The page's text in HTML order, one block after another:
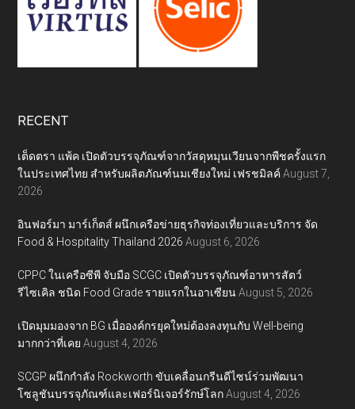
RECENT
เต็ดตรา แพ้ค เปิดตัวบรรจุภัณฑ์จากวัสดุหมุนเวียนจากพืชครั้งแรก
ในประเทศไทย สำหรับผลิตภัณฑ์นมเชียงใหม่ เฟรชมิลค์ August 7,
2026
อินฟอร์มา มาร์เก็ตส์ ผนึกเครือข่ายธุรกิจท่องเที่ยวและบริการ จัด
Food & Hospitality Thailand 2026 August 6, 2026
CPPC ในเครือซีพี จับมือ SCGC เปิดตัวบรรจุภัณฑ์อาหารสัตว์
รีไซเคิล ชนิด Food Grade รายแรกในอาเซียน August 5, 2026
เปิดมุมมองจาก BG เมื่อองค์กรยุคใหม่ต้องลงทุนกับ Well-being
มากกว่าที่เคย August 4, 2026
SCGP ผนึกกำลัง Rockworth ขับเคลื่อนกรีนดีไซน์ร่วมพัฒนา
โซลูชันบรรจุภัณฑ์และเฟอร์นิเจอร์รักษ์โลก August 4, 2026